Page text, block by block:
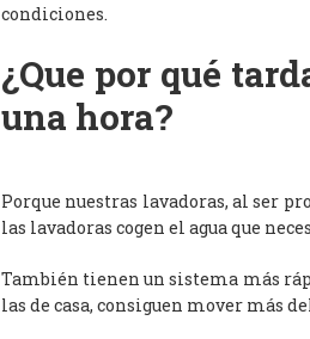
condiciones.
¿Que por qué
una hora?
Porque nuestras lavadoras, al ser
las lavadoras cogen el agua que
También tienen un sistema más
las de casa, consiguen mover más